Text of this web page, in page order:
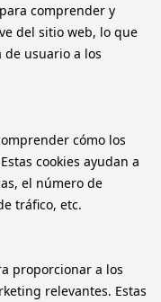
comprender y
del sitio web, lo que
usuario a los
cómo los
cookies ayudan a
el número de
tráfico, etc.
proporcionar a los
relevantes. Estas